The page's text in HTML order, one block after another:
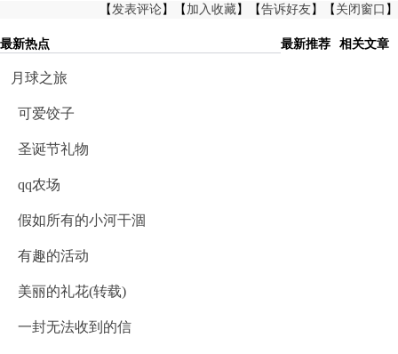
【发表评论】【 加入收藏】【告诉好友】【 关闭窗口 】
最新热点 最新推荐 相关文章
月球之旅
可爱饺子
圣诞节礼物
qq农场
假如所有的小河干涸
有趣的活动
美丽的礼花(转载)
一封无法收到的信